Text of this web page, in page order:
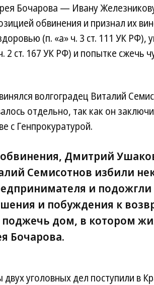
Бочарова — Ивану
обвинения и признал их
(п. «а» ч. 3 ст. 111 УК РФ),
2 ст. 167 УК РФ) и попытке сжечь
волгоградец Виталий
отдельно, так как он
с Генпрокуратурой.
Дмитрий
Семисотнов избили
и
и побуждения к
дом, в котором
Бочарова.
уголовных дел поступили в